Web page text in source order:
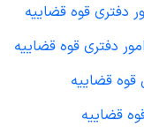
دفتری قوه قضاییه
دفتری قوه قضاییه
قضاییه
قضاییه